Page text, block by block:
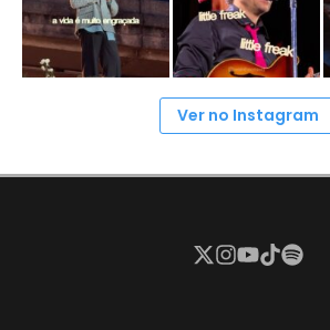
Ver no Instagram